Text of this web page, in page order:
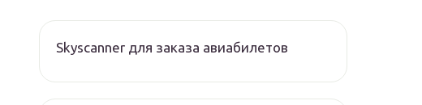
Skyscanner для заказа авиабилетов